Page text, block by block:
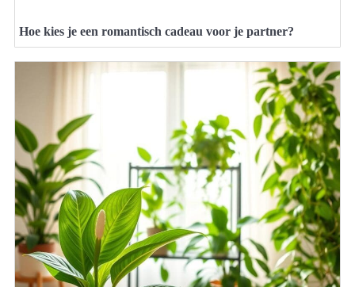
Hoe kies je een romantisch cadeau voor je partner?